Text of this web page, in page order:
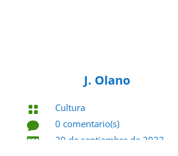
J. Olano

Cultura

0 comentario(s)

20 de septiembre de 2022